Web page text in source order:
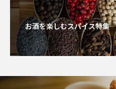
お酒を楽しむスパイス特集